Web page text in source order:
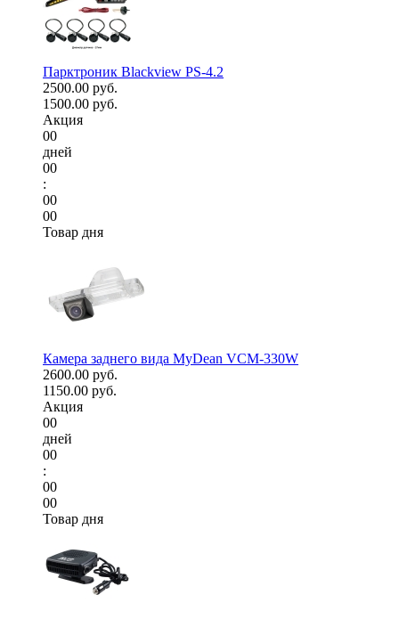
Парктроник Blackview PS-4.2
2500.00 руб.
1500.00 руб.
Акция
00
дней
00
:
00
00
Товар дня
Камера заднего вида MyDean VCM-330W
2600.00 руб.
1150.00 руб.
Акция
00
дней
00
:
00
00
Товар дня